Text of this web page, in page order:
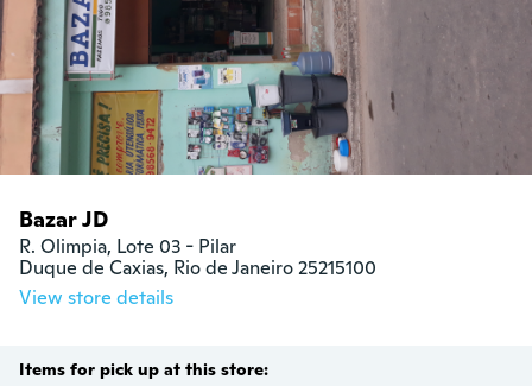
Bazar JD
R. Olimpia, Lote 03 - Pilar
Duque de Caxias, Rio de Janeiro 25215100
View store details
Items for pick up at this store: